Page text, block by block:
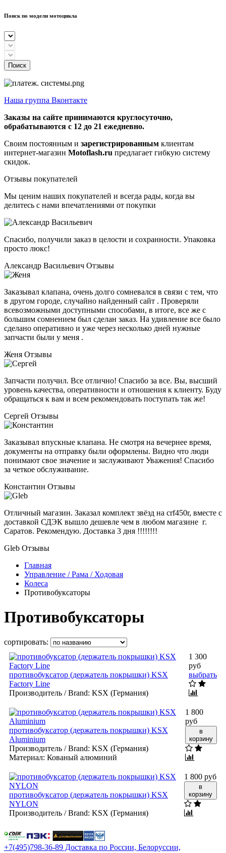
Поиск по модели мотоцикла
Поиск
Наша группа Вконтакте
Заказы на сайте принимаются круглосуточно,
обрабатываются с 12 до 21 ежедневно.
Своим постоянным и зарегистрированным клиентам
интернет-магазин Motoflash.ru предлагает гибкую систему
скидок.
Отзывы покупателей
Мы ценим наших покупателей и всегда рады, когда вы
делитесь с нами впечатлениями от покупки
Спасибо, получили заказ в целости и сохранности. Упаковка
просто люкс!
Александр Васильевич Отзывы
Заказывал клапана, очень долго сомневался в связи с тем, что
в другом городе, случайно найденный сайт . Проверяли
всевозможными доступными способами, в итоге, все же с
большим сомнением был сделан заказ. На удивление все было
сделано оперативно и уже через несколько дней нужные
запчасти были у меня .
Женя Отзывы
Запчасти получил. Все отлично! Спасибо за все. Вы, высший
уровень качества, оперативности и отношения к клиенту. Буду
обращаться к вам и всем рекомендовать поступать так же!
Сергей Отзывы
Заказывал впускные клапана. Не смотря на вечернее время,
документы на отправку были оформлены. Видно что люди
понимают свое значение и заслуживают Уважения! Спасибо
за четкое обслуживание.
Константин Отзывы
Отличный магазин. Заказал комплект звёзд на crf450r, вместе с
доставкой СДЭК вышло дешевле чем в любом магазине г.
Саратов. Рекомендую. Доставка 3 дня !!!!!!!!
Gleb Отзывы
Главная
Управление / Рама / Ходовая
Колеса
Противобуксаторы
Противобуксаторы
сортировать:
противобуксатор (держатель покрышки) KSX
Factory Line
Производитель / Brand: KSX (Германия)
1 300
руб
выбрать
противобуксатор (держатель покрышки) KSX
Aluminium
Производитель / Brand: KSX (Германия)
Материал: Кованый алюминий
1 800
руб
в
корзину
противобуксатор (держатель покрышки) KSX
NYLON
Производитель / Brand: KSX (Германия)
1 800 руб
в
корзину
+7(495)798-36-89 Доставка по России, Белоруссии,